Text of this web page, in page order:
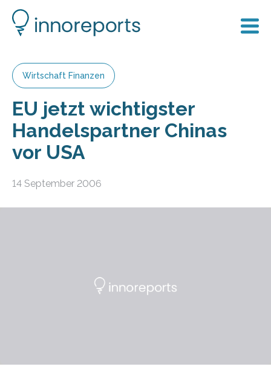
Wirtschaft Finanzen
EU jetzt wichtigster
Handelspartner Chinas
vor USA
14 September 2006